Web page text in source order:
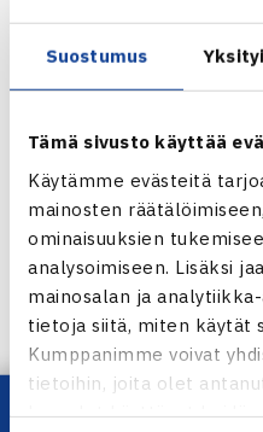
Suostumus
Tämä sivusto käyttää
Käytämme evästeitä
mainosten
ominaisuuksien
analysoimiseen. Lisäksi
mainosalan ja
tietoja siitä, miten käytät
Kumppanimme voivat
tietoihin, joita olet
kun olet käyttänyt heidän
20.-26.5.2013 Sumter,
Kaksinpeli
1.kierrosta: Piia
Turnaus verkossa
Piia